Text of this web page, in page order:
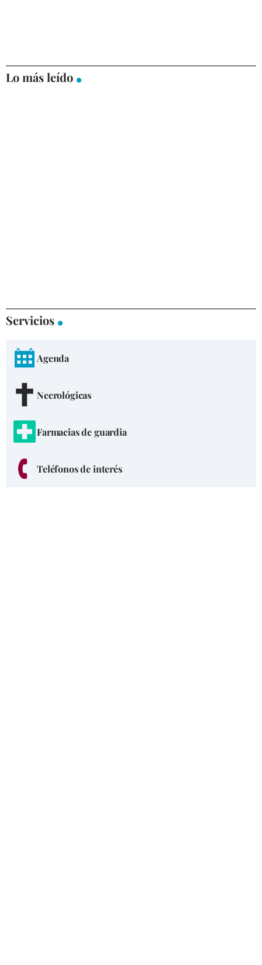
Lo más leído
Servicios
Agenda
Necrológicas
Farmacias de guardia
Teléfonos de interés